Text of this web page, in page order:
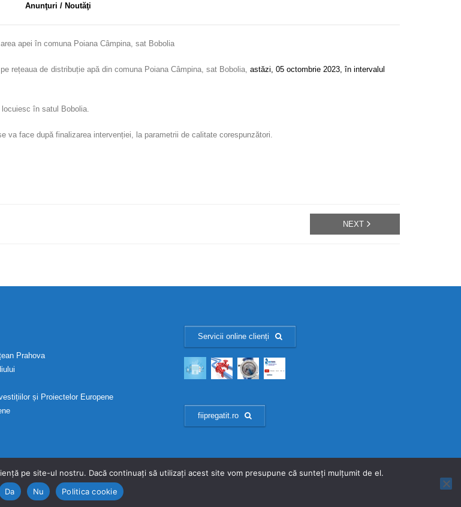
Anunţuri / Noutăţi
apei în comuna Poiana Câmpina, sat Bobolia
rețeaua de distribuție apă din comuna Poiana Câmpina, sat Bobolia, astăzi, 05 octombrie 2023, în intervalul
în satul Bobolia.
face după finalizarea intervenției, la parametrii de calitate corespunzători.
NEXT
Prahova
și Proiectelor Europene
Servicii online clienți
fiipregatit.ro
pe site-ul nostru. Dacă continuați să utilizați acest site vom presupune că sunteți mulțumit de el.
Da
Nu Politica cookie